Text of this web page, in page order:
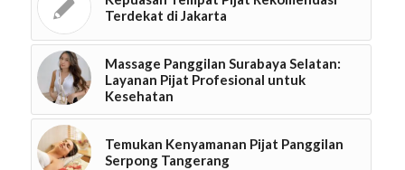
Terdekat di Jakarta
Massage Panggilan Surabaya Selatan:
Layanan Pijat Profesional untuk
Kesehatan
Temukan Kenyamanan Pijat Panggilan
Serpong Tangerang